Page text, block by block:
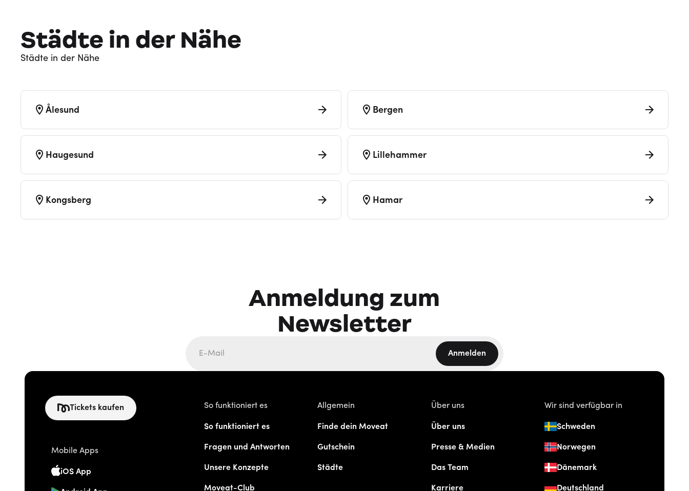
Städte in der Nähe
Städte in der Nähe
Ålesund Bergen
Haugesund Lillehammer
Kongsberg Hamar
Anmeldung zum
Newsletter
Anmelden
Tickets kaufen
Mobile Apps
iOS App
So funktioniert es
So funktioniert es
Fragen und Antworten
Unsere Konzepte
Moveat-Club
Allgemein
Finde dein Moveat
Gutschein
Städte
Über uns
Über uns
Presse & Medien
Das Team
Karriere
Wir sind verfügbar in
Schweden
Norwegen
Dänemark
Deutschland